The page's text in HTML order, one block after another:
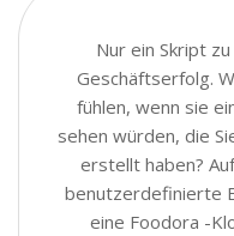
Nur ein Skript
Geschäftserfolg.
fühlen, wenn sie
sehen würden, die
erstellt haben?
benutzerdefinierte
eine Foodora -